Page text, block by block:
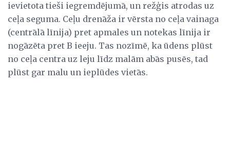
ievietota tieši iegremdējumā, un režģis atrodas uz
ceļa seguma. Ceļu drenāža ir vērsta no ceļa vainaga
(centrālā līnija) pret apmales un notekas līnija ir
nogāzēta pret B ieeju. Tas nozīmē, ka ūdens plūst
no ceļa centra uz leju līdz malām abās pusēs, tad
plūst gar malu un ieplūdes vietās.